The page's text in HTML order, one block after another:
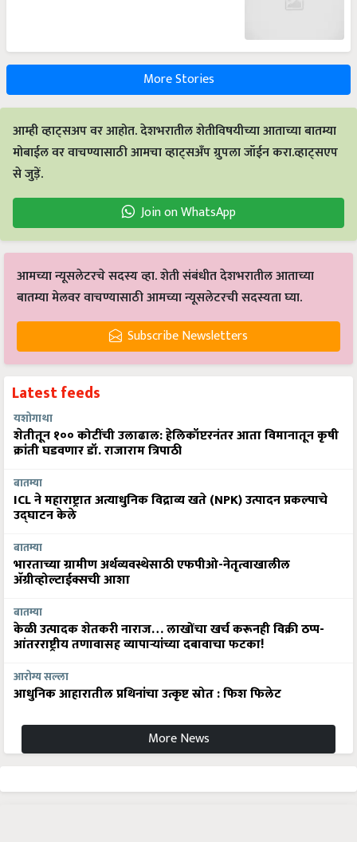
More Stories
आम्ही व्हाट्सअप वर आहोत. देशभरातील शेतीविषयीच्या आताच्या बातम्या
मोबाईल वर वाचण्यासाठी आमचा व्हाट्सअँप ग्रुपला जॉईन करा.व्हाट्सएप
से जुड़ें.
Join on WhatsApp
आमच्या न्यूसलेटरचे सदस्य व्हा. शेती संबंधीत देशभरातील आताच्या
बातम्या मेलवर वाचण्यासाठी आमच्या न्यूसलेटरची सदस्यता घ्या.
Subscribe Newsletters
Latest feeds
यशोगाथा
शेतीतून १०० कोटींची उलाढाल: हेलिकॉप्टरनंतर आता विमानातून कृषी
क्रांती घडवणार डॉ. राजाराम त्रिपाठी
बातम्या
ICL ने महाराष्ट्रात अत्याधुनिक विद्राव्य खते (NPK) उत्पादन प्रकल्पाचे
उद्घाटन केले
बातम्या
भारताच्या ग्रामीण अर्थव्यवस्थेसाठी एफपीओ-नेतृत्वाखालील
अ‍ॅग्रीव्होल्टाईक्सची आशा
बातम्या
केळी उत्पादक शेतकरी नाराज… लाखोंचा खर्च करूनही विक्री ठप्प-
आंतरराष्ट्रीय तणावासह व्यापाऱ्यांच्या दबावाचा फटका!
आरोग्य सल्ला
आधुनिक आहारातील प्रथिनांचा उत्कृष्ट स्रोत : फिश फिलेट
More News